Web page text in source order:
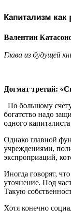
Капитализм как
Валентин
Глава из будущей
Догмат третий:
По большому
богатство надо
одного
Однако главной
учреждениями,
экспроприаций,
Иногда говорят,
уточнение. Под
Такую
Хотя конечно